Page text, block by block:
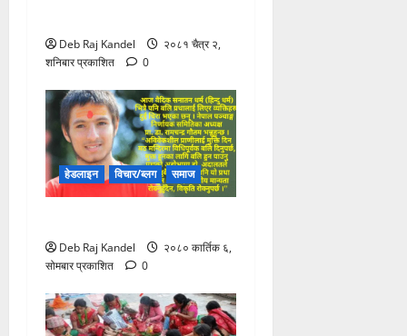
Deb Raj Kandel
२०८१ चैत्र २,
शनिबार प्रकाशित
0
हेडलाइन विचार/ब्लग समाज
Deb Raj Kandel
२०८० कार्तिक ६,
सोमबार प्रकाशित
0